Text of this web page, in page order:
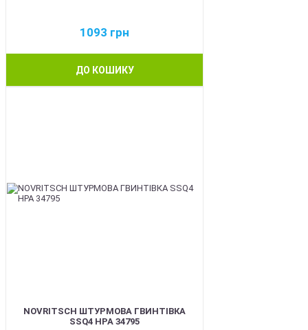
1093 грн
ДО КОШИКУ
NOVRITSCH ШТУРМОВА ГВИНТІВКА
SSQ4 HPA 34795